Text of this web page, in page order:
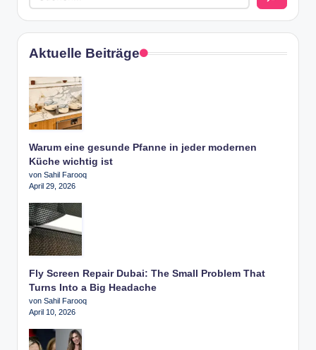
Aktuelle Beiträge
Warum eine gesunde Pfanne in jeder modernen
Küche wichtig ist
von Sahil Farooq
April 29, 2026
Fly Screen Repair Dubai: The Small Problem That
Turns Into a Big Headache
von Sahil Farooq
April 10, 2026